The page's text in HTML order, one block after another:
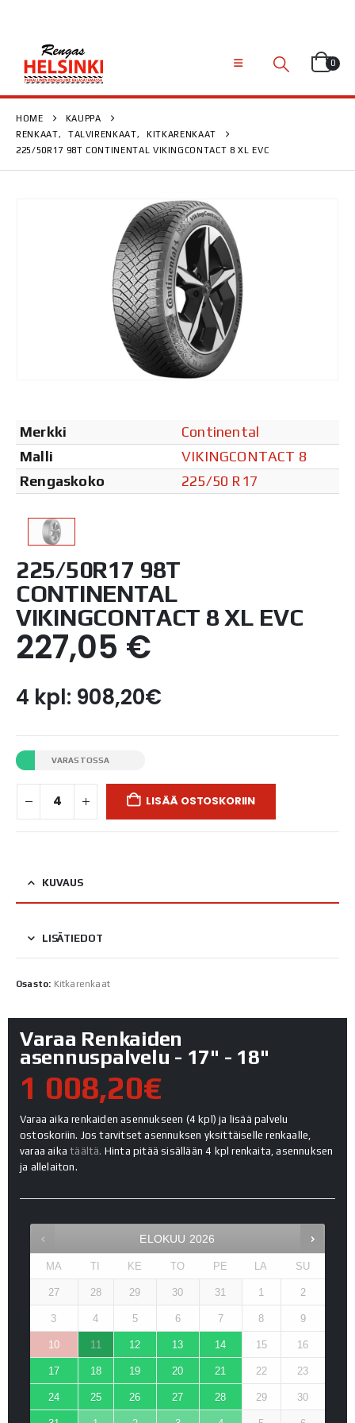
0
HOME
KAUPPA
RENKAAT, TALVIRENKAAT,
KITKARENKAAT
225/50R17 98T CONTINENTAL VIKINGCONTACT 8 XL EVC
Merkki
Continental
Malli
VIKINGCONTACT 8
Rengaskoko
225/50 R17
225/50R17 98T
CONTINENTAL
VIKINGCONTACT 8 XL EVC
227,05 €
4 kpl: 908,20€
VARASTOSSA
LISÄÄ OSTOSKORIIN
KUVAUS
LISÄTIEDOT
Osasto: Kitkarenkaat
Varaa Renkaiden
asennuspalvelu - 17" - 18"
1 008,20€
Varaa aika renkaiden asennukseen (4 kpl) ja lisää palvelu
ostoskoriin. Jos tarvitset asennuksen yksittäiselle renkaalle,
varaa aikatäältä. Hinta pitää sisällään 4 kpl renkaita, asennuksen
ja allelaiton.
ELOKUU 2026
MA TI KE TO PE LA SU
27 28 29 30 31 1 2
3 4 5 6 7 8 9
10 11 12 13 14 15 16
17 18 19 20 21 22 23
24 25 26 27 28 29 30